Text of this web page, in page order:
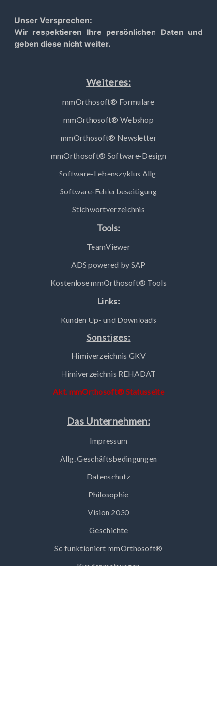
Unser Versprechen:
Wir respektieren Ihre persönlichen Daten und
geben diese nicht weiter.
Weiteres:
mmOrthosoft® Formulare
mmOrthosoft® Webshop
mmOrthosoft® Newsletter
mmOrthosoft® Software-Design
Software-Lebenszyklus Allg.
Software-Fehlerbeseitigung
Stichwortverzeichnis
Tools:
TeamViewer
ADS powered by SAP
Kostenlose mmOrthosoft® Tools
Links:
Kunden Up- und Downloads
Sonstiges:
Himiverzeichnis GKV
Himiverzeichnis REHADAT
Akt. mmOrthosoft® Statusseite
Das Unternehmen:
Impressum
Allg. Geschäftsbedingungen
Datenschutz
Philosophie
Vision 2030
Geschichte
So funktioniert mmOrthosoft®
Kundenmeinungen